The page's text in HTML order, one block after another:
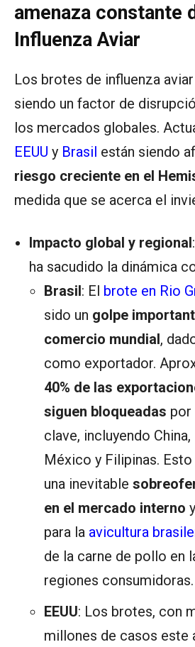
amenaza constante
Influenza Aviar
Los brotes de influenza
siendo un factor de
los mercados globales.
EEUU y Brasil están siendo
riesgo creciente en el
medida que se acerca el
Impacto global y regional
ha sacudido la dinámica
Brasil: El brote en Rio
sido un golpe
comercio mundial,
como exportador.
40% de las
siguen bloqueadas por
clave, incluyendo China,
México y Filipinas.
una inevitable
en el mercado interno
para la avicultura
de la carne de pollo en
regiones consumidoras.
EEUU: Los brotes, con
millones de casos este